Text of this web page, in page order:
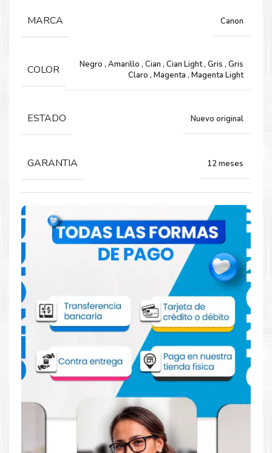
100, 100S.
Capacidad:
Comprar Kit Tinta Canon CLI-42 para
impresora Pixma Pro 100, 100S
Aprovecha nuestra experiencia y atención para adquirir tus
productos. Tenemos promociones todos los dias. Escríbenos o
visítanos hoy para encontrar la solución perfecta para tu
impresora Canon , como la Kit Tinta Canon CLI-42 para
impresora Pixma Pro 100, 100S
Dónde comprar Tinta para impresora
Pixma Pro 100, 100S en Lima o para
MARCA Canon
COLOR Negro , Amarillo , Cian , Cian Light, Gris , Gris
Claro , Magenta , Magenta Light
ESTADO Nuevo original
GARANTIA 12 meses